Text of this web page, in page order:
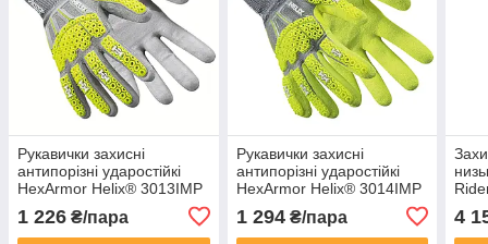
Рукавички захисні
антипорізні ударостійкі
HexArmor Helix® 3013IMP
1 226 ₴/пара
Рукавички захисні
антипорізні ударостійкі
HexArmor Helix® 3014IMP
1 294₴/пара 4